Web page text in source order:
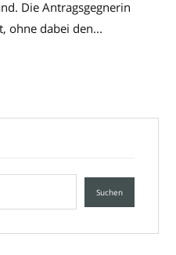
Die Antragsgegnerin
ohne dabei den...